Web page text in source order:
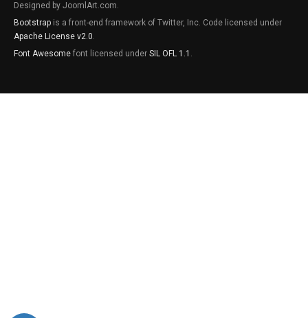
Designed by JoomlArt.com.
Bootstrap is a front-end framework of Twitter, Inc. Code licensed under
Apache License v2.0.
Font Awesome font licensed under SIL OFL 1.1 .